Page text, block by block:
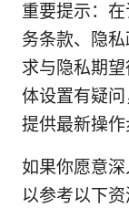
重要提示：
务条款、隐
求与隐私期
体设置有疑
提供最新操作
如果你愿意
以参考以下